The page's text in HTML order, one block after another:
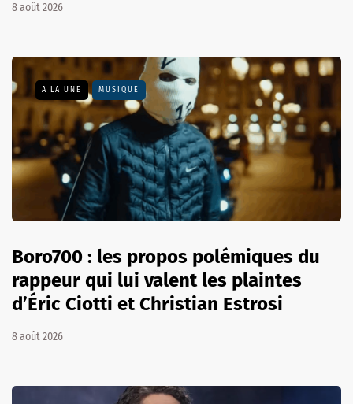
8 août 2026
A LA UNE MUSIQUE
Boro700 : les propos polémiques du
rappeur qui lui valent les plaintes
d’Éric Ciotti et Christian Estrosi
8 août 2026